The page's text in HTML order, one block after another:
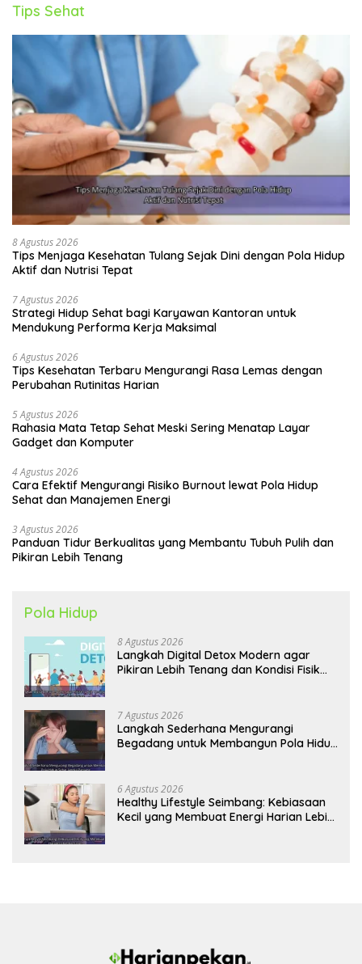
Tips Sehat
8 Agustus 2026
Tips Menjaga Kesehatan Tulang Sejak Dini dengan Pola Hidup
Aktif dan Nutrisi Tepat
7 Agustus 2026
Strategi Hidup Sehat bagi Karyawan Kantoran untuk
Mendukung Performa Kerja Maksimal
6 Agustus 2026
Tips Kesehatan Terbaru Mengurangi Rasa Lemas dengan
Perubahan Rutinitas Harian
5 Agustus 2026
Rahasia Mata Tetap Sehat Meski Sering Menatap Layar
Gadget dan Komputer
4 Agustus 2026
Cara Efektif Mengurangi Risiko Burnout lewat Pola Hidup
Sehat dan Manajemen Energi
3 Agustus 2026
Panduan Tidur Berkualitas yang Membantu Tubuh Pulih dan
Pikiran Lebih Tenang
Pola Hidup
8 Agustus 2026
Langkah Digital Detox Modern agar
Pikiran Lebih Tenang dan Kondisi Fisik
7 Agustus 2026
Langkah Sederhana Mengurangi
Begadang untuk Membangun Pola Hidup
6 Agustus 2026
Healthy Lifestyle Seimbang: Kebiasaan
Kecil yang Membuat Energi Harian Lebih